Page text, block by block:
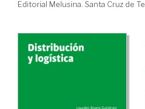
Editorial Melusina. Santa Cruz de